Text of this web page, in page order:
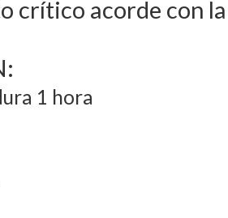
crítico acorde con
1 hora